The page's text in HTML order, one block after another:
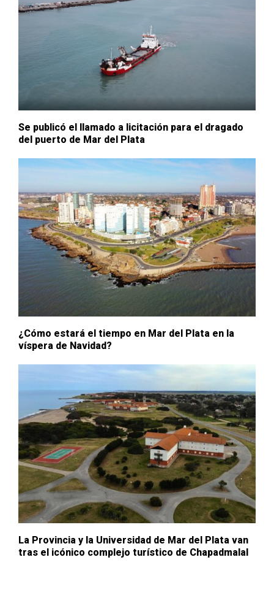
Se publicó el llamado a licitación para el dragado
del puerto de Mar del Plata
¿Cómo estará el tiempo en Mar del Plata en la
víspera de Navidad?
La Provincia y la Universidad de Mar del Plata van
tras el icónico complejo turístico de Chapadmalal